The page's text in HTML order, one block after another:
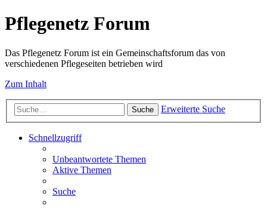
Pflegenetz Forum
Das Pflegenetz Forum ist ein Gemeinschaftsforum das von
verschiedenen Pflegeseiten betrieben wird
Zum Inhalt
Suche Erweiterte Suche
Schnellzugriff
Unbeantwortete Themen
Aktive Themen
Suche